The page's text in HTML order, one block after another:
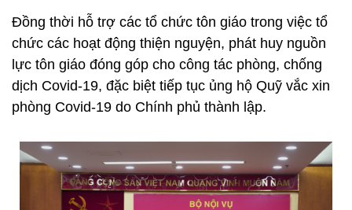
Đồng thời hỗ trợ các tổ chức tôn giáo trong việc tổ
chức các hoạt động thiện nguyện, phát huy nguồn
lực tôn giáo đóng góp cho công tác phòng, chống
dịch Covid-19, đặc biệt tiếp tục ủng hộ Quỹ vắc xin
phòng Covid-19 do Chính phủ thành lập.